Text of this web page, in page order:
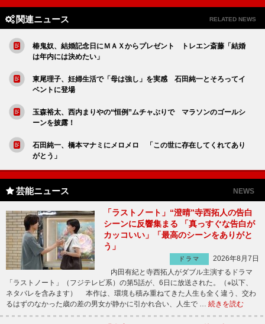
関連ニュース RELATED NEWS
椿鬼奴、結婚記念日にＭＡＸからプレゼント トレエン斎藤「結婚
は年内には決めたい」
東尾理子、妊婦生活で「母は強し」を実感 石田純一とそろってイ
ベントに登場
玉森裕太、西内まりやの“恒例”ムチャぶりで マラソンのゴールシ
ーンを披露！
石田純一、橋本マナミにメロメロ 「この世に存在してくれてあり
がとう」
芸能ニュース NEWS
「ラストノート」“澄晴”寺西拓人の告白
シーンに反響集まる 「真っすぐな告白が
カッコいい」「最高のシーンをありがと
う」
ドラマ
2026年8月7日
内田有紀と寺西拓人がダブル主演するドラマ
「ラストノート」（フジテレビ系）の第5話が、6日に放送された。（※以下、
ネタバレを含みます） 本作は、環境も積み重ねてきた人生も全く違う、交わ
るはずのなかった歳の差の男女が静かに引かれ合い、人生で … 続きを読む